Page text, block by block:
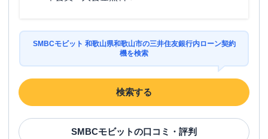
SMBCモビット 和歌山県和歌山市の三井住友銀行内ローン契約
機を検索
検索する
SMBCモビットの口コミ・評判